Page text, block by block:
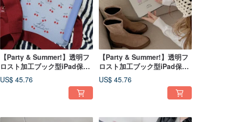
【Party & Summer!】透明フ
ロスト加工ブック型iPad保護
ケース
US$ 45.76
【Party & Summer!】透明フ
ロスト加工ブック型iPad保護
ケース
US$ 45.76